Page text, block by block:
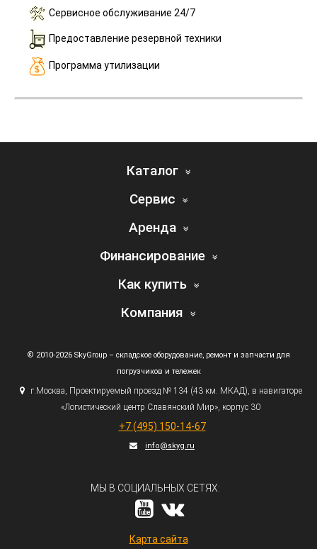
Сервисное обслуживание 24/7
Предоставление резервной техники
Программа утилизации
Каталог
Сервис
Аренда
Финансирование
Как купить
Компания
© 2010-2026 SkyGroup – складское оборудование, ремонт и запчасти для
погрузчиков и тележек
г. Москва, Проектируемый проезд № 134 (43км. МКАД), в навигаторе
«Логистический центр Славянский Мир», корпус 30
+7 (495) 150-14-67
info@skyg.ru
МЫ В СОЦИАЛЬНЫХ СЕТЯХ:
Карта сайта